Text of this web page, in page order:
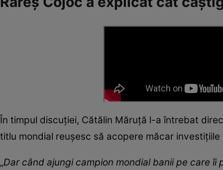
În timpul discuției, Cătălin Măruță l-a întrebat
titlu mondial reușesc să acopere măcar
„Dar când ajungi campion mondial banii pe care